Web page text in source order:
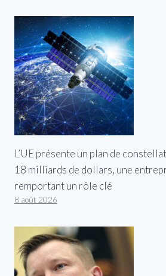
L’UE présente un plan de
18 milliards de dollars, une
remportant un rôle clé
8 août 2026